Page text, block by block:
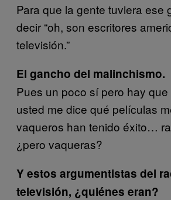
Para que la gente tuviera ese
decir “oh, son escritores
televisión.”
El gancho del malinchismo.
Pues un poco sí pero hay
usted me dice qué películas
vaqueros han tenido éxito…
¿pero vaqueras?
Y estos argumentistas del
televisión, ¿quiénes eran?